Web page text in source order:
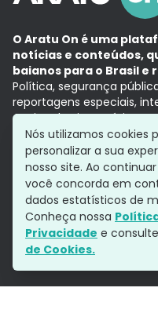
O Aratu On é uma
notícias e conteúdos,
baianos para o Brasil e
Política, segurança
reportagens especiais,
Aqui, tudo vira notícia e
com a credibilidade do
Grupo Aratu
Política de
Siga-nos
Nós utilizamos cookies
personalizar a sua
nosso site. Ao
você concorda em
dados estatísticos de
Conheça nossa
Privacidade e
de Cookies.